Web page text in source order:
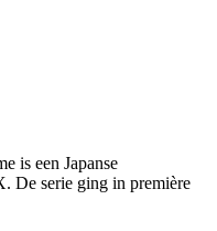
is een Japanse
De serie ging in première